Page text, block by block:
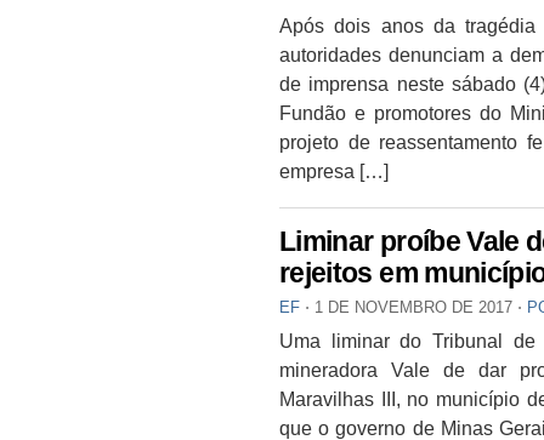
Após dois anos da
autoridades denunciam a
de imprensa neste sábado
Fundão e promotores do
projeto de reassentamento
empresa […]
Liminar proíbe Vale
rejeitos em
EF ⋅ 1 DE NOVEMBRO DE 2017 ⋅
Uma liminar do Tribunal
mineradora Vale de dar
Maravilhas III, no município
que o governo de Minas